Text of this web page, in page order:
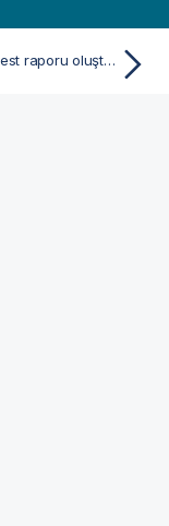
Tipik bir t-test raporu oluşturma